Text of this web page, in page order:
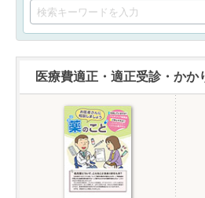
医療費適正・適正受診・かか